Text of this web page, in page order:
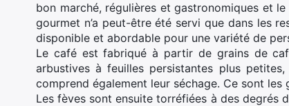
bon marché, régulières et gastronomiques et
gourmet n’a peut-être été servi que dans les
disponible et abordable pour une variété de
Le café est fabriqué à partir de grains de
arbustives à feuilles persistantes plus
comprend également leur séchage. Ce sont
Les fèves sont ensuite torréfiées à des degrés